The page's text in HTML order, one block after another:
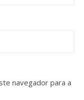
navegador para a